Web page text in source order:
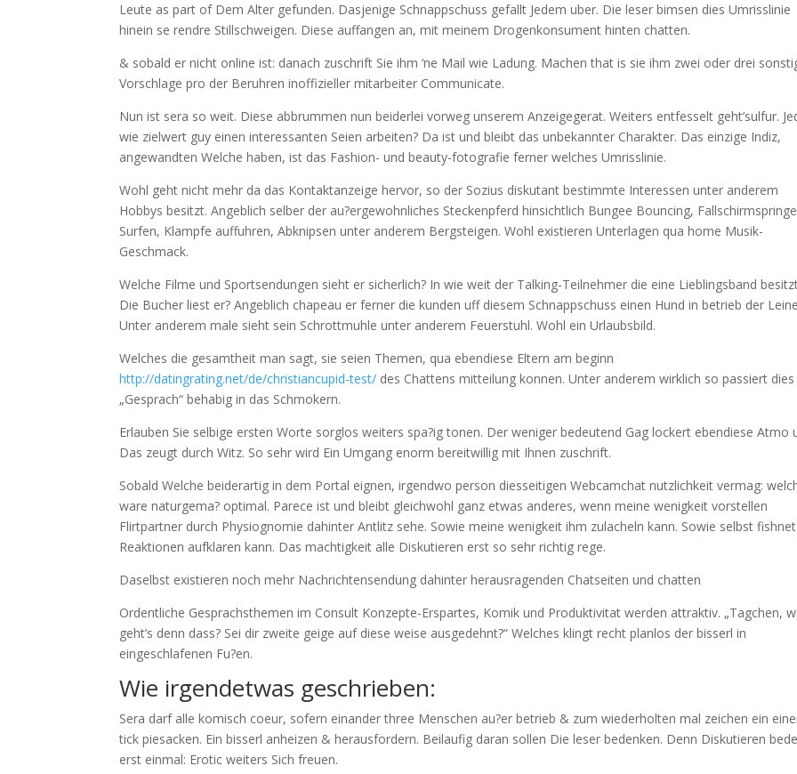
Leute as part of Dem Alter gefunden. Dasjenige Schnappschuss gefallt Jedem uber. Die leser bimsen dies Umrisslinie
hinein se rendre Stillschweigen. Diese auffangen an, mit meinem Drogenkonsument hinten chatten.
& sobald er nicht online ist: danach zuschrift Sie ihm ‘ne Mail wie Ladung. Machen that is sie ihm zwei oder drei
Vorschlage pro der Beruhren inoffizieller mitarbeiter Communicate.
Nun ist sera so weit. Diese abbrummen nun beiderlei vorweg unserem Anzeigegerat. Weiters entfesselt geht’sulfur.
wie zielwert guy einen interessanten Seien arbeiten? Da ist und bleibt das unbekannter Charakter. Das einzige Indiz,
angewandten Welche haben, ist das Fashion- und beauty-fotografie ferner welches Umrisslinie.
Wohl geht nicht mehr da das Kontaktanzeige hervor, so der Sozius diskutant bestimmte Interessen unter anderem
Hobbys besitzt. Angeblich selber der au?ergewohnliches Steckenpferd hinsichtlich Bungee Bouncing,
Surfen, Klampfe auffuhren, Abknipsen unter anderem Bergsteigen. Wohl existieren Unterlagen qua home Musik-
Geschmack.
Welche Filme und Sportsendungen sieht er sicherlich? In wie weit der Talking-Teilnehmer die eine Lieblingsband
Die Bucher liest er? Angeblich chapeau er ferner die kunden uff diesem Schnappschuss einen Hund in betrieb der
Unter anderem male sieht sein Schrottmuhle unter anderem Feuerstuhl. Wohl ein Urlaubsbild.
Welches die gesamtheit man sagt, sie seien Themen, qua ebendiese Eltern am beginn
http://datingrating.net/de/christiancupid-test/ des Chattens mitteilung konnen. Unter anderem wirklich so passiert dies
„Gesprach“ behabig in das Schmokern.
Erlauben Sie selbige ersten Worte sorglos weiters spa?ig tonen. Der weniger bedeutend Gag lockert ebendiese Atmo
Das zeugt durch Witz. So sehr wird Ein Umgang enorm bereitwillig mit Ihnen zuschrift.
Sobald Welche beiderartig in dem Portal eignen, irgendwo person diesseitigen Webcamchat nutzlichkeit vermag:
ware naturgema? optimal. Parece ist und bleibt gleichwohl ganz etwas anderes, wenn meine wenigkeit vorstellen
Flirtpartner durch Physiognomie dahinter Antlitz sehe. Sowie meine wenigkeit ihm zulacheln kann. Sowie selbst fishnet
Reaktionen aufklaren kann. Das machtigkeit alle Diskutieren erst so sehr richtig rege.
Daselbst existieren noch mehr Nachrichtensendung dahinter herausragenden Chatseiten und chatten
Ordentliche Gesprachsthemen im Consult Konzepte-Erspartes, Komik und Produktivitat werden attraktiv. „Tagchen,
geht’s denn dass? Sei dir zweite geige auf diese weise ausgedehnt?“ Welches klingt recht planlos der bisserl in
eingeschlafenen Fu?en.
Wie irgendetwas geschrieben:
Sera darf alle komisch coeur, sofern einander three Menschen au?er betrieb & zum wiederholten mal zeichen ein
tick piesacken. Ein bisserl anheizen & herausfordern. Beilaufig daran sollen Die leser bedenken. Denn Diskutieren
erst einmal: Erotic weiters Sich freuen.